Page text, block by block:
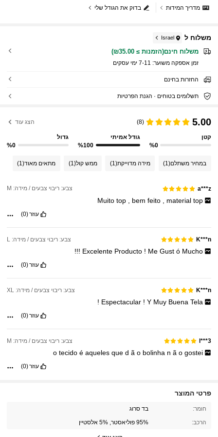
בדוק את הגודל שלי מדריך המידות
משלוח ל Israel
משלוח חינם(הזמנות ≥ ₪35.00)
זמן אספקה ​​משוער: 7-11 ימי עסקים
החזרות בחינם
תשלומים בטוחים · הגנת הפרטיות
5.00
(8) הצג עוד
קטן
%0
גודל אמיתי
%100
גדול
%0
במחיר משתלם(1) מידה מדוייקת(1) ממש קול(1) מתאים מאוד(1)
a***z צבע: ריבוי צבעים / מידה: M
Muitotop bemfeito materialtop
עוזר(0)
K***n צבע: ריבוי צבעים / מידה: L
Excelente Producto ! MeGustó Mucho
!!!
עוזר(0)
K***n צבע: ריבוי צבעים / מידה: XL
Espectacular !Y Muy BuenaTela
!
עוזר(0)
l***3 צבע: ריבוי צבעים / מידה: M
otecidoéaquelesquedão bolinha nãogostei
עוזר(0)
פרטי המוצר
חומר: בד סרוג
הרכב: 95% פוליאסטר, 5% אלסטיין
607K עוקבים